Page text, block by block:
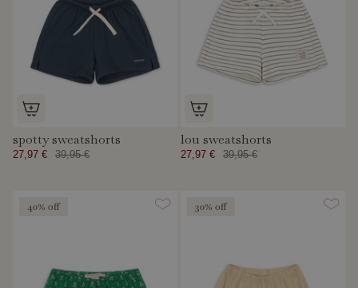
spotty sweatshorts
27,97 € 39,95 €
lou sweatshorts
27,97 € 39,95 €
40% off 30% off